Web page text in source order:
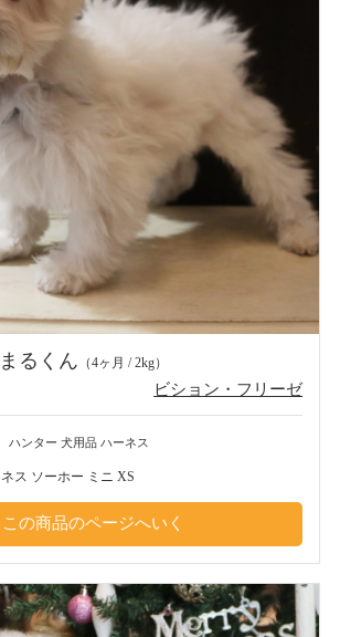
るくん （4ヶ月 / 2kg）
ビション・フリーゼ
ハンター 犬用品 ハーネス
ス ソーホー ミニ XS